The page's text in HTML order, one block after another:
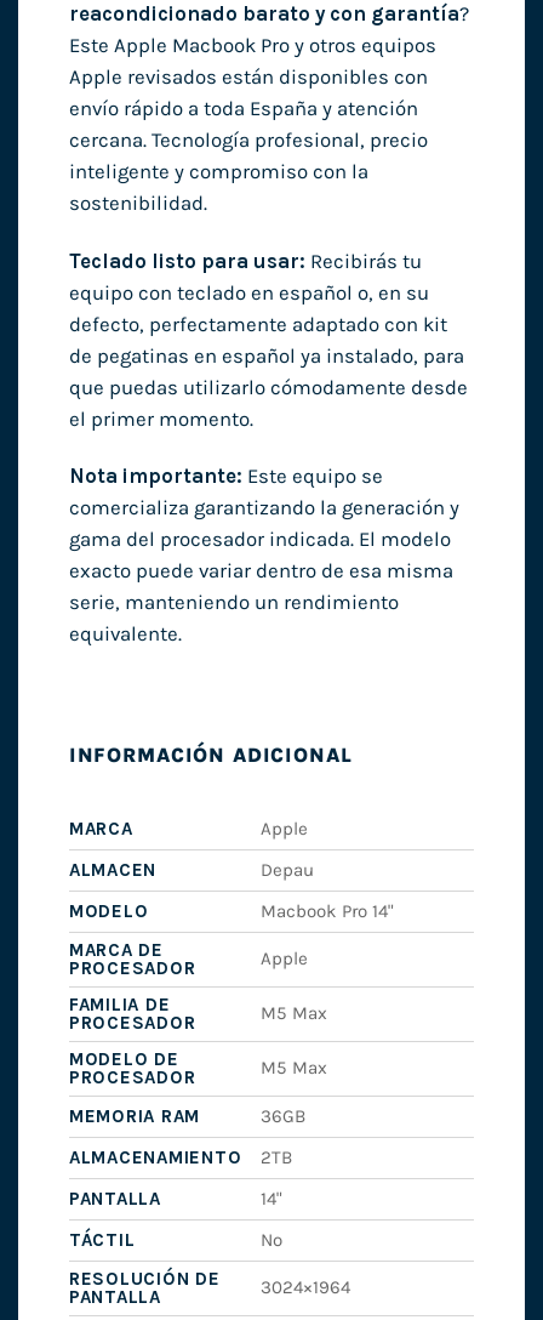
reacondicionado barato y con garantía?
Este Apple Macbook Pro y otros equipos
Apple revisados están disponibles con
envío rápido a toda España y atención
cercana. Tecnología profesional, precio
inteligente y compromiso con la
sostenibilidad.
Teclado listo para usar: Recibirás tu
equipo con teclado en español o, en su
defecto, perfectamente adaptado con kit
de pegatinas en español ya instalado, para
que puedas utilizarlo cómodamente desde
el primer momento.
Nota importante: Este equipo se
comercializa garantizando la generación y
gama del procesador indicada. El modelo
exacto puede variar dentro de esa misma
serie, manteniendo un rendimiento
equivalente.
INFORMACIÓN ADICIONAL
MARCA
Apple
ALMACEN
Depau
MODELO
Macbook Pro 14"
MARCA DE
PROCESADOR
Apple
FAMILIA DE
PROCESADOR
M5 Max
MODELO DE
PROCESADOR
M5 Max
MEMORIA RAM
36GB
ALMACENAMIENTO
2TB
PANTALLA
14"
TÁCTIL
No
RESOLUCIÓN DE
PANTALLA
3024×1964